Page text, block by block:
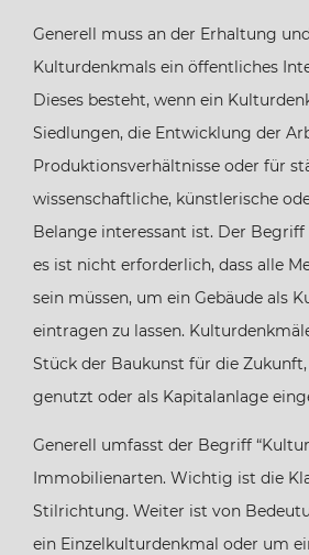
Generell muss an der Erhaltung
Kulturdenkmals ein öffentliches
Dieses besteht, wenn ein
Siedlungen, die Entwicklung der
Produktionsverhältnisse oder für
wissenschaftliche, künstlerische
Belange interessant ist. Der
es ist nicht erforderlich, dass alle
sein müssen, um ein Gebäude als
eintragen zu lassen.
Stück der Baukunst für die
genutzt oder als Kapitalanlage
Generell umfasst der Begriff
Immobilienarten. Wichtig ist die
Stilrichtung. Weiter ist von
ein Einzelkulturdenkmal oder um